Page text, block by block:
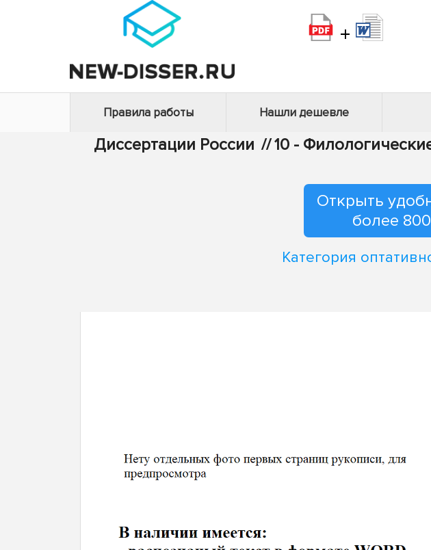
+
Правила работы Нашли дешевле
Диссертации России //10 -
Открыть
более
Категория